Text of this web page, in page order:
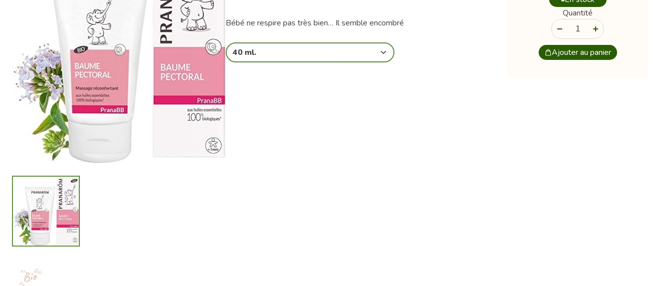
Bébé ne respire pas très bien… Il semble encombré
40 ml.
Quantité
Ajouter au panier